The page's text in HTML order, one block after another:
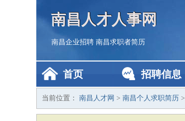
南昌人才人事网
南昌企业招聘 南昌求职者简历
首页 招聘信息
当前位置： 南昌人才网 > 南昌个人求职简历 >